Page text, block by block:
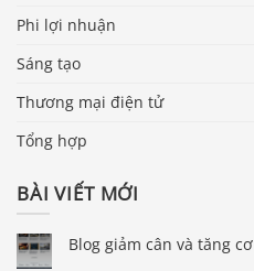
Phi lợi nhuận
Sáng tạo
Thương mại điện tử
Tổng hợp
BÀI VIẾT MỚI
Blog giảm cân và tăng cơ